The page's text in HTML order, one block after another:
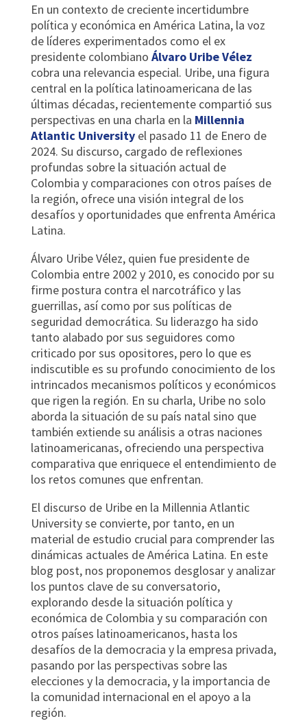
En un contexto de creciente incertidumbre
política y económica en América Latina, la voz
de líderes experimentados como el ex
presidente colombiano Álvaro Uribe Vélez
cobra una relevancia especial. Uribe, una figura
central en la política latinoamericana de las
últimas décadas, recientemente compartió sus
perspectivas en una charla en la Millennia
Atlantic Universityel pasado 11 de Enero de
2024. Su discurso, cargado de reflexiones
profundas sobre la situación actual de
Colombia y comparaciones con otros países de
la región, ofrece una visión integral de los
desafíos y oportunidades que enfrenta América
Latina.
Álvaro Uribe Vélez, quien fue presidente de
Colombia entre 2002 y 2010, es conocido por su
firme postura contra el narcotráfico y las
guerrillas, así como por sus políticas de
seguridad democrática. Su liderazgo ha sido
tanto alabado por sus seguidores como
criticado por sus opositores, pero lo que es
indiscutible es su profundo conocimiento de los
intrincados mecanismos políticos y económicos
que rigen la región. En su charla, Uribe no solo
aborda la situación de su país natal sino que
también extiende su análisis a otras naciones
latinoamericanas, ofreciendo una perspectiva
comparativa que enriquece el entendimiento de
los retos comunes que enfrentan.
El discurso de Uribe en la Millennia Atlantic
University se convierte, por tanto, en un
material de estudio crucial para comprender las
dinámicas actuales de América Latina. En este
blog post, nos proponemos desglosar y analizar
los puntos clave de su conversatorio,
explorando desde la situación política y
económica de Colombia y su comparación con
otros países latinoamericanos, hasta los
desafíos de la democracia y la empresa privada,
pasando por las perspectivas sobre las
elecciones y la democracia, y la importancia de
la comunidad internacional en el apoyo a la
región.